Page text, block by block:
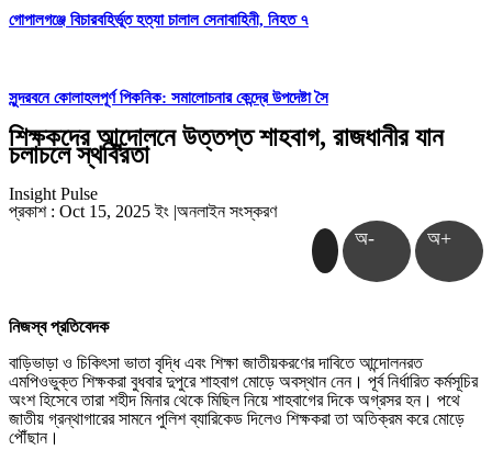
গোপালগঞ্জে বিচারবহির্ভূত হত্যা চালাল সেনাবাহিনী, নিহত ৭
সুন্দরবনে কোলাহলপূর্ণ পিকনিক: সমালোচনার কেন্দ্রে উপদেষ্টা সৈ
শিক্ষকদের আন্দোলনে উত্তপ্ত শাহবাগ, রাজধানীর যান
চলাচলে স্থবিরতা
Insight Pulse
প্রকাশ : Oct 15, 2025 ইং |অনলাইন সংস্করণ
অ- অ+
নিজস্ব প্রতিবেদক
বাড়িভাড়া ও চিকিৎসা ভাতা বৃদ্ধি এবং শিক্ষা জাতীয়করণের দাবিতে আন্দোলনরত
এমপিওভুক্ত শিক্ষকরা বুধবার দুপুরে শাহবাগ মোড়ে অবস্থান নেন। পূর্ব নির্ধারিত কর্মসূচির
অংশ হিসেবে তারা শহীদ মিনার থেকে মিছিল নিয়ে শাহবাগের দিকে অগ্রসর হন। পথে
জাতীয় গ্রন্থাগারের সামনে পুলিশ ব্যারিকেড দিলেও শিক্ষকরা তা অতিক্রম করে মোড়ে
পৌঁছান।